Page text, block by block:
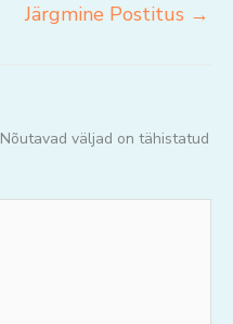
Järgmine Postitus →
Nõutavad väljad on tähistatud